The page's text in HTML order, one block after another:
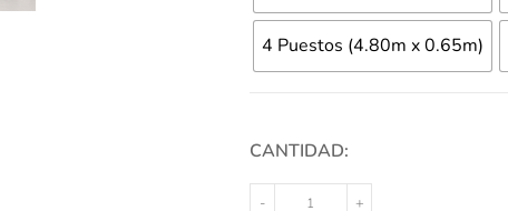
4 Puestos (4.80m x 0.65m)
CANTIDAD:
- +